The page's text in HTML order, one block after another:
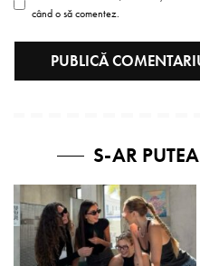
când o să comentez.
S-AR